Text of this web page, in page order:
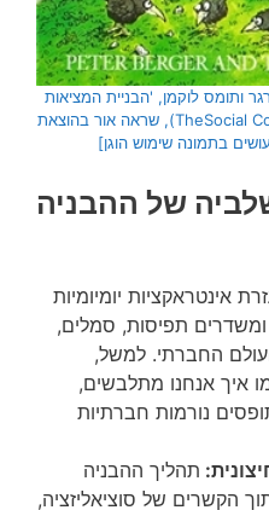
ותומס לוקמן, 'הבניית המציאות
החברתית' (TheSocial Construction of Reality), שראה אור בהוצאת
עושים בתמונה שימוש הוגן]
של ההבניה
אינטראקציות יומיומיות
ומשדרים תפיסות, סמלים,
החברתי. למשל,
איך אנחנו מתלבשים,
נורמות חברתיות
תהליך ההבניה
הקשרים של סוציאליזציה,